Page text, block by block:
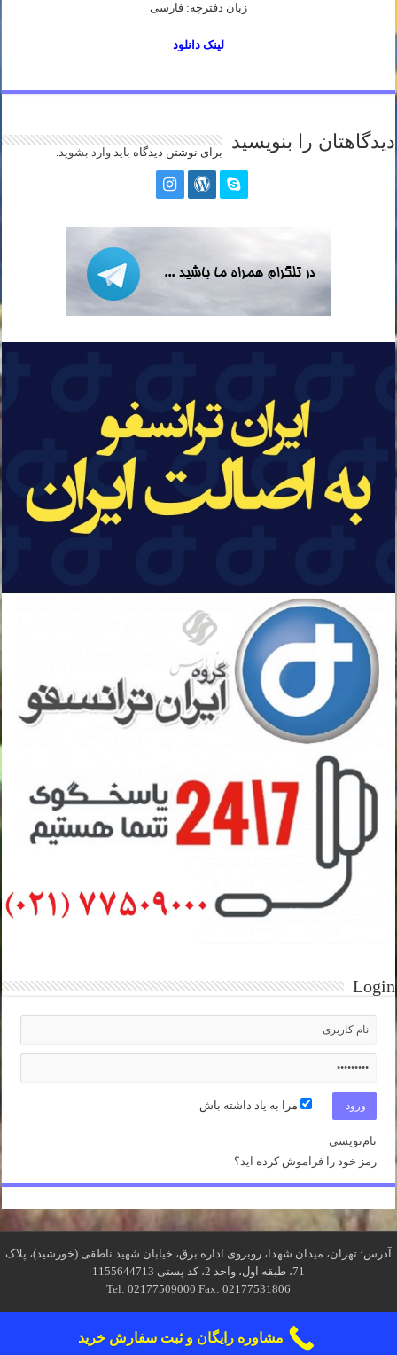
زبان دفترچه: فارسی
لینک دانلود
دیدگاهتان را بنویسید برای نوشتن دیدگاه بایدوارد بشوید.
Login
مرا به یاد داشته باش
نام‌نویسی
رمز خود را فراموش کرده اید؟
آدرس: تهران، میدان شهدا، روبروی اداره برق، خیابان شهید ناطقی (خورشید)، پلاک
71، طبقه اول، واحد 2، کد پستی 1155644713
Tel: 02177509000 Fax: 02177531806
مشاوره رایگان و ثبت سفارش خرید